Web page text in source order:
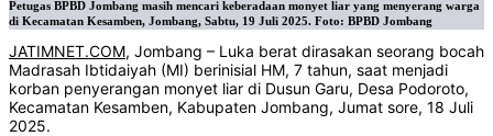
Petugas BPBD Jombang masih mencari keberadaan monyet liar yang menyerang warga
di Kecamatan Kesamben, Jombang, Sabtu, 19 Juli 2025. Foto: BPBD Jombang
JATIMNET.COM, Jombang – Luka berat dirasakan seorang bocah
Madrasah Ibtidaiyah (MI) berinisial HM, 7 tahun, saat menjadi
korban penyerangan monyet liar di Dusun Garu, Desa Podoroto,
Kecamatan Kesamben, Kabupaten Jombang, Jumat sore, 18 Juli
2025.